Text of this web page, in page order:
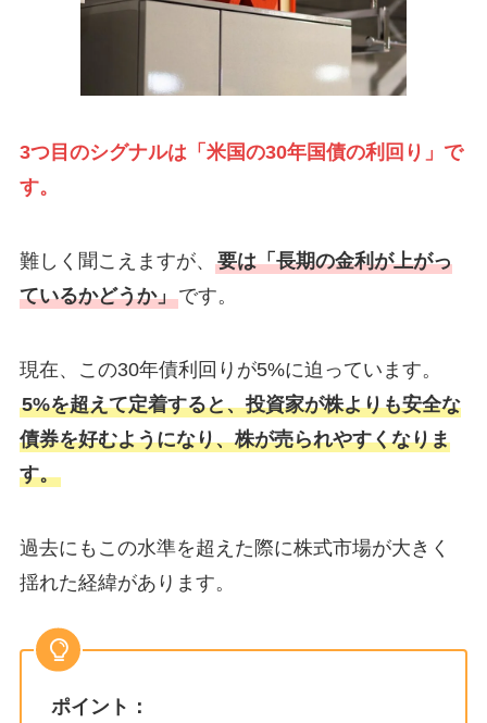
3つ目のシグナルは「米国の30年国債の利回り」で
す。
難しく聞こえますが、 要は「長期の金利が上がっ
ているかどうか」です。
現在、この30年債利回りが5%に迫っています。
5%を超えて定着すると、投資家が株よりも安全な
債券を好むようになり、株が売られやすくなりま
す。
過去にもこの水準を超えた際に株式市場が大きく
揺れた経緯があります。
ポイント：